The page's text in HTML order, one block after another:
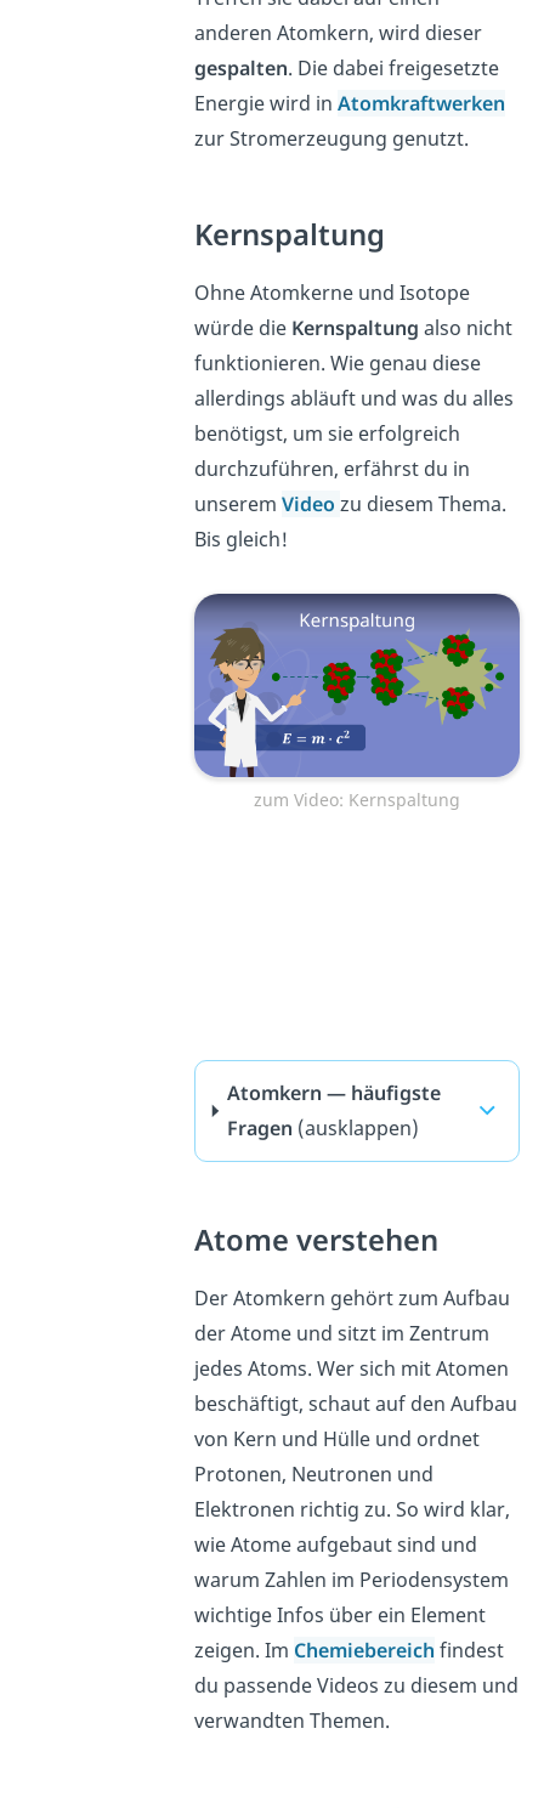
anderen Atomkern, wird dieser
gespalten. Die dabei freigesetzte
Energie wird in Atomkraftwerken
zur Stromerzeugung genutzt.
Kernspaltung
Ohne Atomkerne und Isotope
würde die Kernspaltung also nicht
funktionieren. Wie genau diese
allerdings abläuft und was du alles
benötigst, um sie erfolgreich
durchzuführen, erfährst du in
unserem Video zu diesem Thema.
Bis gleich!
zum Video: Kernspaltung
Atomkern — häufigste
Fragen (ausklappen)
Atome verstehen
Der Atomkern gehört zum Aufbau
der Atome und sitzt im Zentrum
jedes Atoms. Wer sich mit Atomen
beschäftigt, schaut auf den Aufbau
von Kern und Hülle und ordnet
Protonen, Neutronen und
Elektronen richtig zu. So wird klar,
wie Atome aufgebaut sind und
warum Zahlen im Periodensystem
wichtige Infos über ein Element
zeigen. Im Chemiebereich findest
du passende Videos zu diesem und
verwandten Themen.